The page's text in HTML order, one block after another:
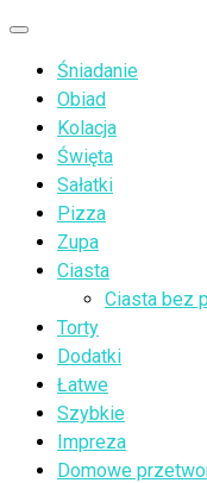
Przejdź
treści
Menu
Śniadanie
Obiad
Kolacja
Święta
Sałatki
Pizza
Zupa
Ciasta
Ciasta bez
Torty
Dodatki
Łatwe
Szybkie
Impreza
Domowe